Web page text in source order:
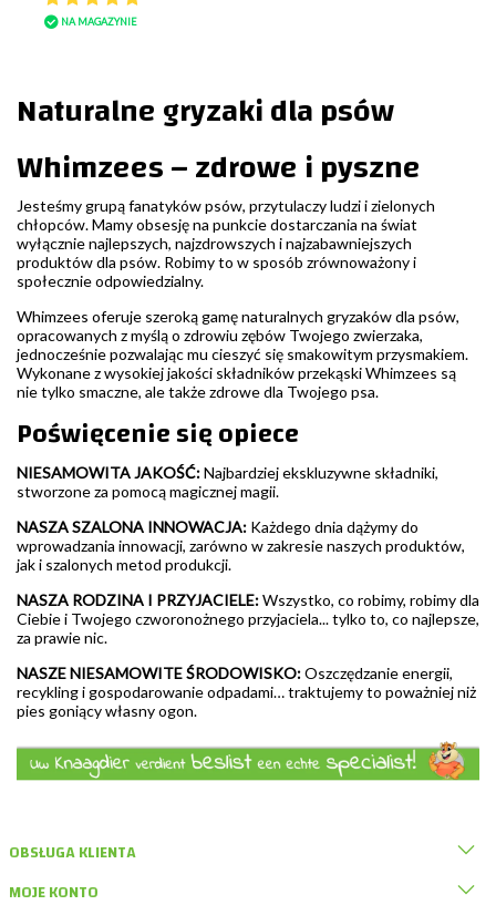
NA MAGAZYNIE
Naturalne gryzaki dla psów
Whimzees – zdrowe i pyszne
Jesteśmy grupą fanatyków psów, przytulaczy ludzi i zielonych
chłopców. Mamy obsesję na punkcie dostarczania na świat
wyłącznie najlepszych, najzdrowszych i najzabawniejszych
produktów dla psów. Robimy to w sposób zrównoważony i
społecznie odpowiedzialny.
Whimzees oferuje szeroką gamę naturalnych gryzaków dla psów,
opracowanych z myślą o zdrowiu zębów Twojego zwierzaka,
jednocześnie pozwalając mu cieszyć się smakowitym przysmakiem.
Wykonane z wysokiej jakości składników przekąski Whimzees są
nie tylko smaczne, ale także zdrowe dla Twojego psa.
Poświęcenie się opiece
NIESAMOWITA JAKOŚĆ:Najbardziej ekskluzywne składniki,
stworzone za pomocą magicznej magii.
NASZA SZALONA INNOWACJA: Każdego dnia dążymy do
wprowadzania innowacji, zarówno w zakresie naszych produktów,
jak i szalonych metod produkcji.
NASZA RODZINA I PRZYJACIELE:Wszystko, co robimy, robimy dla
Ciebie i Twojego czworonożnego przyjaciela... tylko to, co najlepsze,
za prawie nic.
NASZE NIESAMOWITE ŚRODOWISKO:Oszczędzanie energii,
recykling i gospodarowanie odpadami… traktujemy to poważniej niż
pies goniący własny ogon.
OBSŁUGA KLIENTA
MOJE KONTO